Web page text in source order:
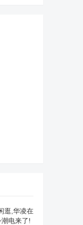
逛,华凌在
电来了!